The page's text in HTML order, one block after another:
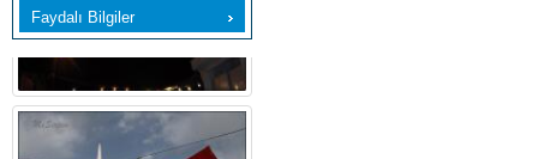
Faydalı Bilgiler